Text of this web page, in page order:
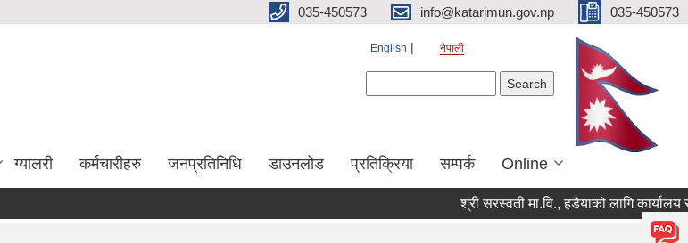
035-450573 info@katarimun.gov.np 035-450573
English नेपाली
ग्यालरी कर्मचारीहरु जनप्रतिनिधि डाउनलोड प्रतिक्रिया सम्पर्क Online
श्री सरस्वती मा.वि., हडैयाको लागि कार्यालय